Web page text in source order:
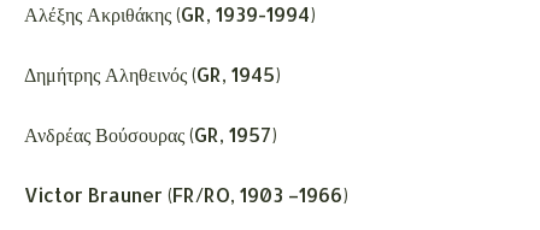
Αλέξης Ακριθάκης (GR, 1939-1994)
Δημήτρης Αληθεινός (GR, 1945)
Ανδρέας Βούσουρας (GR, 1957)
Victor Brauner (FR/RO, 1903 –1966)